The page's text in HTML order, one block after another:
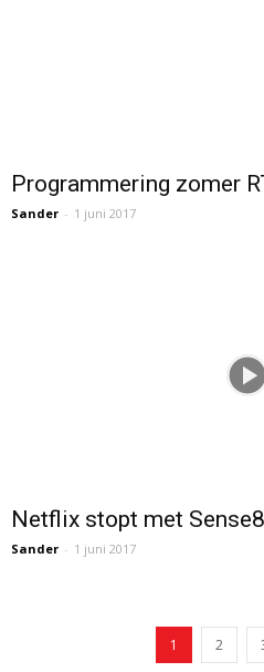
Programmering zomer
Sander - 1 juni 2017
Netflix stopt met Sense8
Sander - 1 juni 2017
1 2